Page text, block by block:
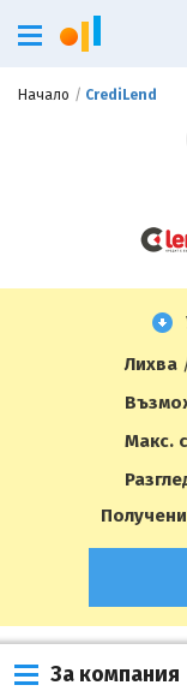
Начало CrediLend
Лихва
Макс.
За компания